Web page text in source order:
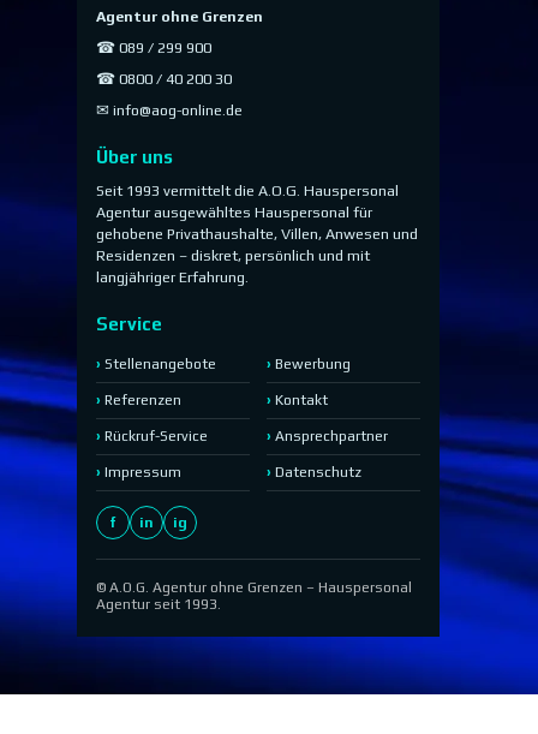
Agentur ohne Grenzen
☎ 089 / 299 900
☎ 0800 / 40 200 30
✉ info@aog-online.de
Über uns
Seit 1993 vermittelt die A.O.G. Hauspersonal
Agentur ausgewähltes Hauspersonal für
gehobene Privathaushalte, Villen, Anwesen und
Residenzen – diskret, persönlich und mit
langjähriger Erfahrung.
Service
Stellenangebote Bewerbung
Referenzen Kontakt
Rückruf-Service Ansprechpartner
Impressum Datenschutz
f in ig
© A.O.G. Agentur ohne Grenzen – Hauspersonal
Agentur seit 1993.